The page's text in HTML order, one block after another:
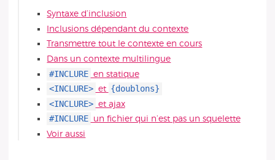
Syntaxe d’inclusion
Inclusions dépendant du contexte
Transmettre tout le contexte en cours
Dans un contexte multilingue
#INCLURE en statique
<INCLURE> et {doublons}
<INCLURE> et ajax
#INCLURE
un fichier qui n’est pas un squelette
Voir aussi